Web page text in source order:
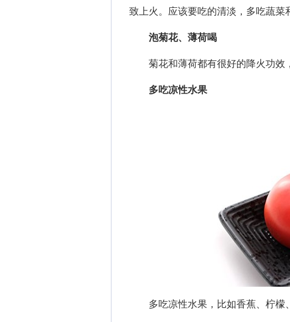
致上火。应该要吃的清淡，多吃蔬菜
泡菊花、薄荷喝
菊花和薄荷都有很好的降火功效
多吃凉性水果
多吃凉性水果，比如香蕉、柠檬